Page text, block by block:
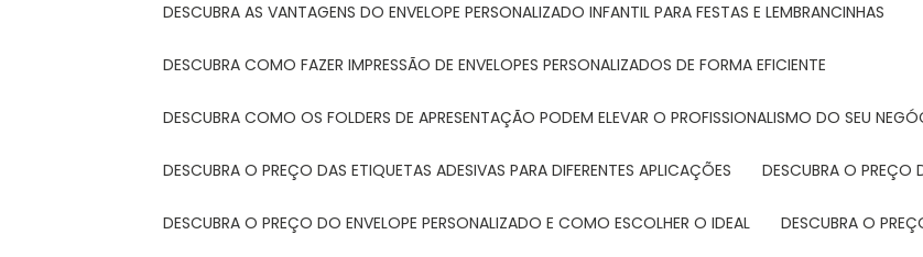
DESCUBRA AS VANTAGENS DO ENVELOPE PERSONALIZADO INFANTIL PARA FESTAS E LEMBRANCINHAS
DESCUBRA COMO FAZER IMPRESSÃO DE ENVELOPES PERSONALIZADOS DE FORMA EFICIENTE
DESCUBRA COMO OS FOLDERS DE APRESENTAÇÃO PODEM ELEVAR O PROFISSIONALISMO DO SEU
DESCUBRA O PREÇO DAS ETIQUETAS ADESIVAS PARA DIFERENTES APLICAÇÕES DESCUBRA O
DESCUBRA O PREÇO DO ENVELOPE PERSONALIZADO E COMO ESCOLHER O IDEAL DESCUBRA O